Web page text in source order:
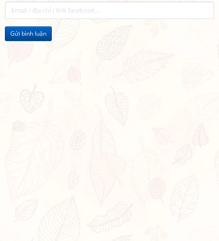
Gửi bình luận